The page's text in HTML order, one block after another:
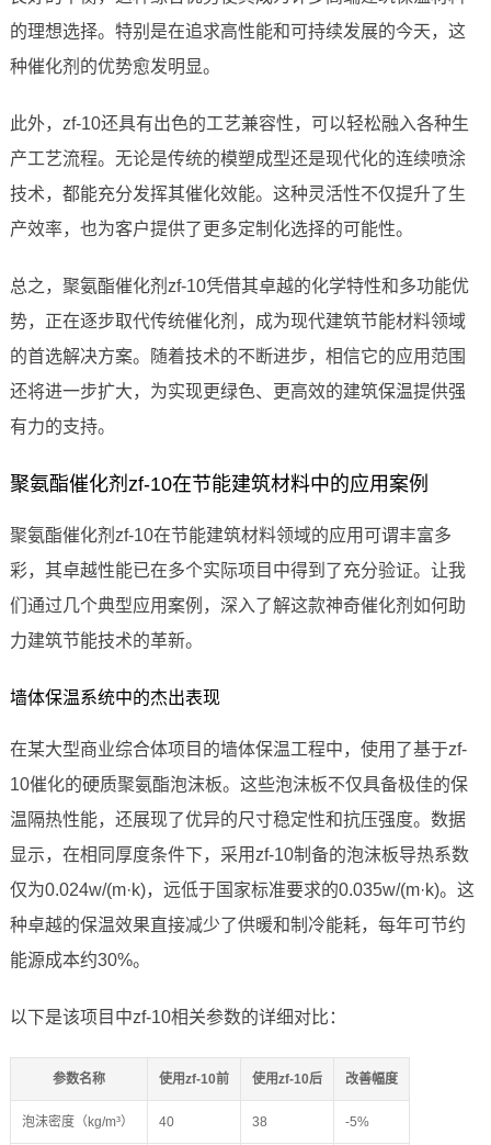
的理想选择。特别是在追求高性能和可持续发展的今天，这
种催化剂的优势愈发明显。
此外，zf-10还具有出色的工艺兼容性，可以轻松融入各种生
产工艺流程。无论是传统的模塑成型还是现代化的连续喷涂
技术，都能充分发挥其催化效能。这种灵活性不仅提升了生
产效率，也为客户提供了更多定制化选择的可能性。
总之，聚氨酯催化剂zf-10凭借其卓越的化学特性和多功能优
势，正在逐步取代传统催化剂，成为现代建筑节能材料领域
的首选解决方案。随着技术的不断进步，相信它的应用范围
还将进一步扩大，为实现更绿色、更高效的建筑保温提供强
有力的支持。
聚氨酯催化剂zf-10在节能建筑材料中的应用案例
聚氨酯催化剂zf-10在节能建筑材料领域的应用可谓丰富多
彩，其卓越性能已在多个实际项目中得到了充分验证。让我
们通过几个典型应用案例，深入了解这款神奇催化剂如何助
力建筑节能技术的革新。
墙体保温系统中的杰出表现
在某大型商业综合体项目的墙体保温工程中，使用了基于zf-
10催化的硬质聚氨酯泡沫板。这些泡沫板不仅具备极佳的保
温隔热性能，还展现了优异的尺寸稳定性和抗压强度。数据
显示，在相同厚度条件下，采用zf-10制备的泡沫板导热系数
仅为0.024w/(m·k)，远低于国家标准要求的0.035w/(m·k)。这
种卓越的保温效果直接减少了供暖和制冷能耗，每年可节约
能源成本约30%。
以下是该项目中zf-10相关参数的详细对比：
参数名称 使用zf-10前 使用zf-10后 改善幅度
泡沫密度（kg/m³） 40 38 -5%